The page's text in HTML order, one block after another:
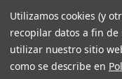
Utilizamos cookies (y
recopilar datos a fin
utilizar nuestro sitio
como se describe en